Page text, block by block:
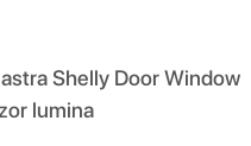
Shelly Door Window
lumina